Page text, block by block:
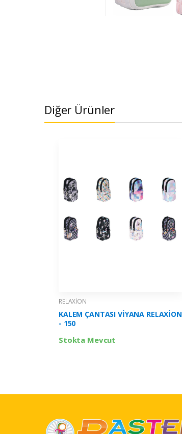
Diğer Ürünler
RELAXİON
KALEM ÇANTASI VİYANA RELAXİON
- 150
Stokta Mevcut